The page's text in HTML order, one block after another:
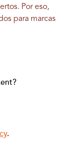
Por eso,
para marcas